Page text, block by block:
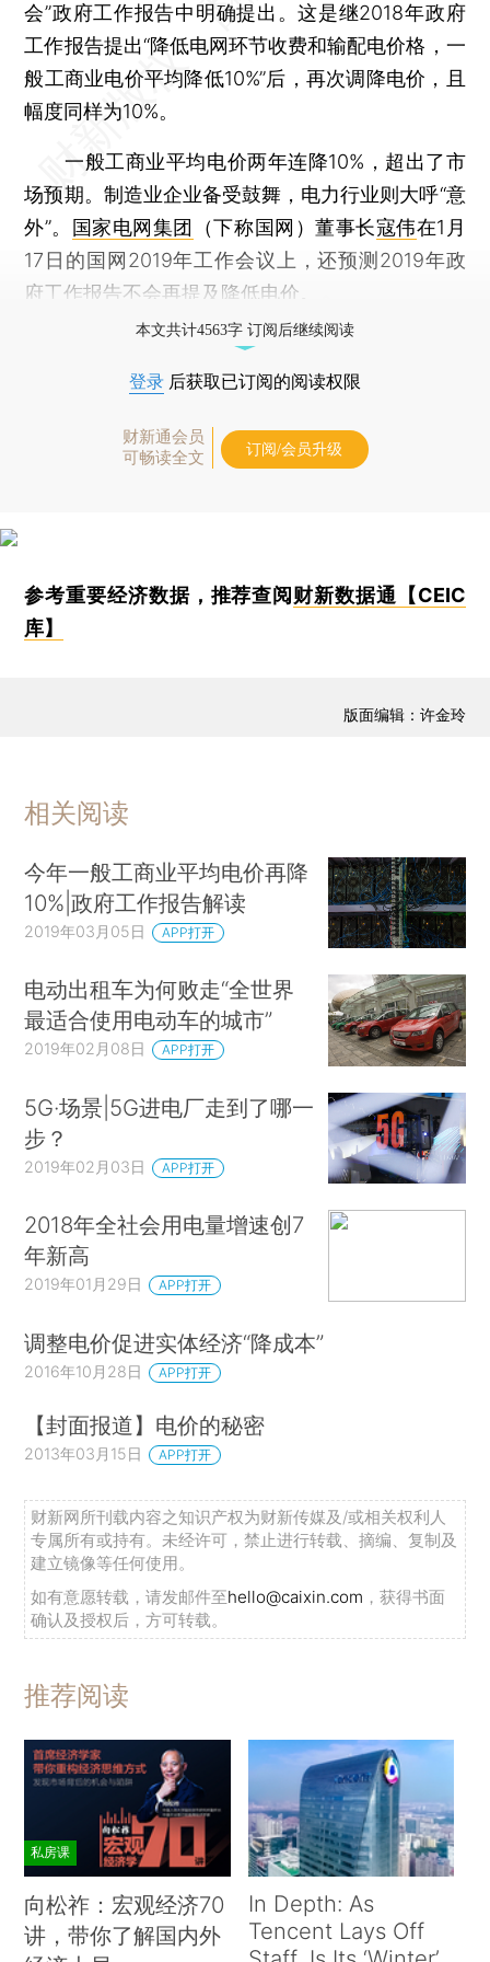
会”政府工作报告中明确提出。这是继2018年政府
工作报告提出“降低电网环节收费和输配电价格，一
般工商业电价平均降低10%”后，再次调降电价，且
幅度同样为10%。
一般工商业平均电价两年连降10%，超出了市
场预期。制造业企业备受鼓舞，电力行业则大呼“意
外”。 国家电网集团 （下称国网）董事长寇伟在1月
17日的国网2019年工作会议上，还预测2019年政
府工作报告不会再提及降低电价。
本文共计4563字 订阅后继续阅读
登录 后获取已订阅的阅读权限
财新通会员
可畅读全文
订阅/会员升级
参考重要经济数据，推荐查阅 财新数据通【CEIC
库】
版面编辑：许金玲
相关阅读
今年一般工商业平均电价再降
10%|政府工作报告解读
2019年03月05日 APP打开
电动出租车为何败走“全世界
最适合使用电动车的城市”
2019年02月08日 APP打开
5G·场景|5G进电厂走到了哪一
步？
2019年02月03日 APP打开
2018年全社会用电量增速创7
年新高
2019年01月29日 APP打开
调整电价促进实体经济“降成本”
2016年10月28日 APP打开
【封面报道】电价的秘密
2013年03月15日 APP打开
财新网所刊载内容之知识产权为财新传媒及/或相关权利人
专属所有或持有。未经许可，禁止进行转载、摘编、复制及
建立镜像等任何使用。
如有意愿转载，请发邮件至hello@caixin.com ，获得书面
确认及授权后，方可转载。
推荐阅读
私房课
向松祚：宏观经济70
讲，带你了解国内外
In Depth: As
Tencent Lays Off